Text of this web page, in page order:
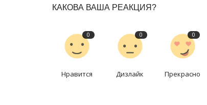
КАКОВА ВАША РЕАКЦИЯ?
0
Нравится
0
Дизлайк
0
Прекрасно
Май 2, 2026 0 1095